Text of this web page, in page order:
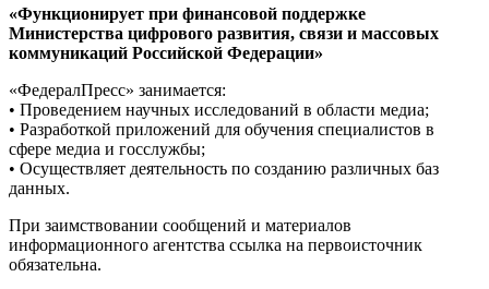
«Функционирует при финансовой поддержке
Министерства цифрового развития, связи и массовых
коммуникаций Российской Федерации»
«ФедералПресс» занимается:
• Проведением научных исследований в области медиа;
• Разработкой приложений для обучения специалистов в
сфере медиа и госслужбы;
• Осуществляет деятельность по созданию различных баз
данных.
При заимствовании сообщений и материалов
информационного агентства ссылка на первоисточник
обязательна.